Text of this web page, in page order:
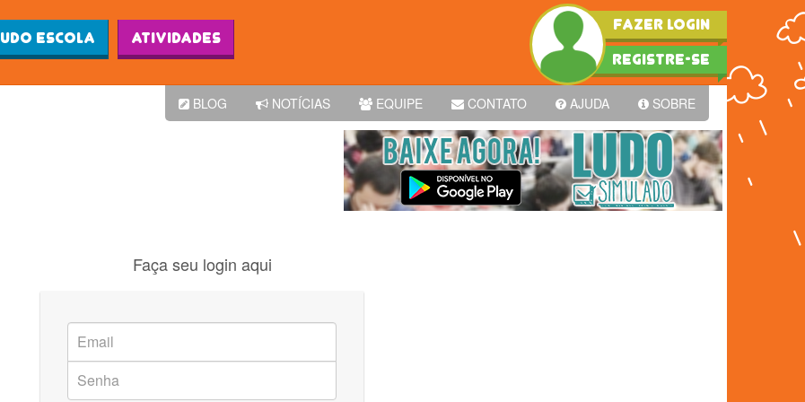
Escola Atividades
FAZER LOGIN
REGISTRE-SE
BLOG NOTÍCIAS EQUIPE CONTATO AJUDA SOBRE
Faça seu login aqui